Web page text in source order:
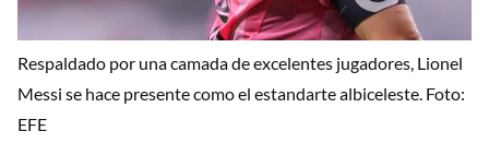
Respaldado por una camada de excelentes jugadores, Lionel
Messi se hace presente como el estandarte albiceleste. Foto:
EFE